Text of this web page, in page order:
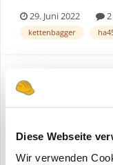
Diese Webseite
Wir verwenden
Kettenbaggern und
Hyundai Mobilbagger
29. Juni 2022
kettenbagger
ein Thema erstellte